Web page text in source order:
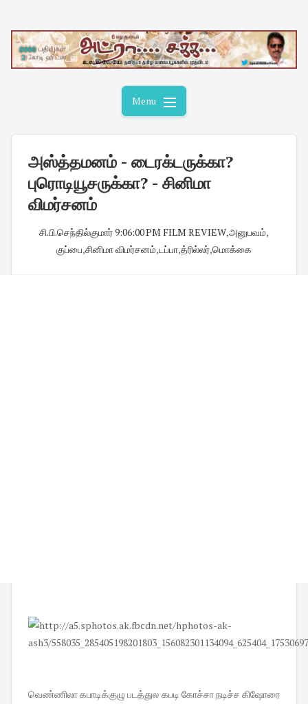
content
Menu
அஸ்த்தமனம் - டைரக்டருக்கா?
புரொடியூசருக்கா? - சினிமா
விமர்சனம்
சி.பி.செந்தில்குமார்9:06:00 PM FILM REVIEW,அனுபவம்,
குப்பை,சினிமா விமர்சனம்,டப்பா,த்ரில்லர்,மொக்கை
வெண்ணிலா கபாடிக்குழு படத்துல கபடி கோச்சா நடிச்ச கிஷோரை